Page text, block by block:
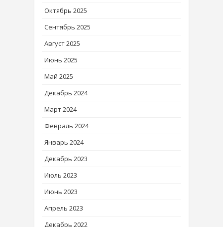
Октябрь 2025
Сентябрь 2025
Август 2025
Июнь 2025
Май 2025
Декабрь 2024
Март 2024
Февраль 2024
Январь 2024
Декабрь 2023
Июль 2023
Июнь 2023
Апрель 2023
Декабрь 2022